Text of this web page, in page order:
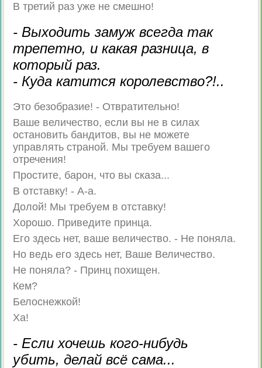
В третий раз уже не смешно!
- Выходить замуж всегда так
трепетно, и какая разница, в
который раз.
- Куда катится королевство?!..
Это безобразие! - Отвратительно!
Ваше величество, если вы не в силах
остановить бандитов, вы не можете
управлять страной. Мы требуем вашего
отречения!
Простите, барон, что вы сказа...
В отставку! - А-а.
Долой! Мы требуем в отставку!
Хорошо. Приведите принца.
Его здесь нет, ваше величество. - Не поняла.
Но ведь его здесь нет, Ваше Величество.
Не поняла? - Принц похищен.
Кем?
Белоснежкой!
Ха!
- Если хочешь кого-нибудь
убить, делай всё сама...